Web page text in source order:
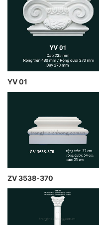
YV 01
ZV 3538-370